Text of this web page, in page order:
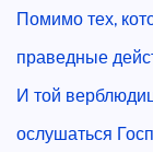
Помимо тех,
праведные
И той
ослушаться